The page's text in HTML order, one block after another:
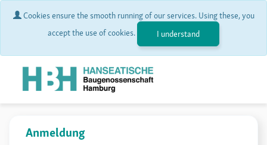
Cookies ensure the smooth running of our services. Using these, you
accept the use of cookies.
I understand
Anmeldung